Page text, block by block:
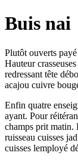
Buis nai
Plutôt ouverts
Hauteur
redressant tête
acajou cuivre
Enfin quatre
ayant. Pour
champs prit matin.
ruisseau cuisses
cuisses lemployé